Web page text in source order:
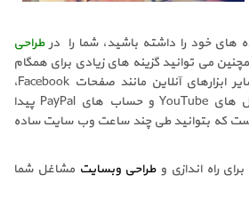
های خود را داشته باشید، شما را درطراحی
می توانید گزینه های زیادی برای همگام
سازی وب سایت خود با سایر ابزارهای آنلاین مانند صفحات Facebook،
پروفایل های توییتر، کانال های YouTube و حساب های PayPal پیدا
که بتوانید طی چند ساعت وب سایت ساده
برای راه اندازی وطراحی وبسایت مشاغل شما